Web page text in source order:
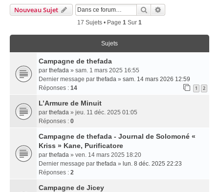
Nouveau Sujet Rechercher
17 Sujets • Page 1 Sur 1
Sujets
Campagne de thefada
par thefada » sam. 1 mars 2025 16:55
Dernier message par thefada » sam. 14 mars 2026 12:59
Réponses : 14 1 2
L’Armure de Minuit
par thefada » jeu. 11 déc. 2025 01:05
Réponses : 0
Campagne de thefada - Journal de Solomoné «
Kriss » Kane, Purificatore
par thefada » ven. 14 mars 2025 18:20
Dernier message par thefada » lun. 8 déc. 2025 22:23
Réponses : 2
Campagne de Jicey